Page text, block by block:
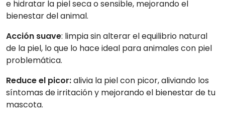
e hidratar la piel seca o sensible, mejorando el
bienestar del animal.
Acción suave: limpia sin alterar el equilibrio natural
de la piel, lo que lo hace ideal para animales con piel
problemática.
Reduce el picor:alivia la piel con picor, aliviando los
síntomas de irritación y mejorando el bienestar de tu
mascota.